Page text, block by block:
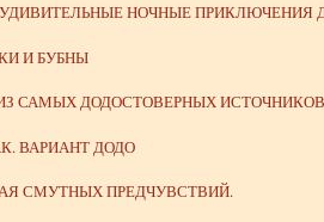
НОЧНЫЕ ПРИКЛЮЧЕНИЯ
И БУБНЫ
САМЫХ ДОДОСТОВЕРНЫХ ИСТОЧНИКОВ
ВАРИАНТ ДОДО
СМУТНЫХ ПРЕДЧУВСТВИЙ.